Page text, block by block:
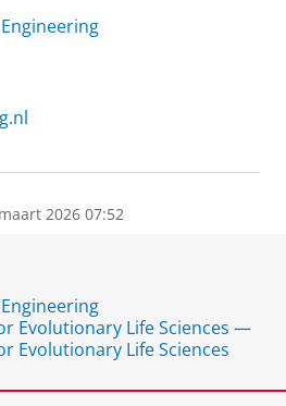
2026 07:52
Evolutionary Life Sciences —
Evolutionary Life Sciences